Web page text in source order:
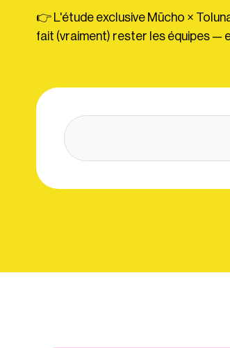
👉 L'étude exclusive Mūcho ×
fait (vraiment) rester les équipes —